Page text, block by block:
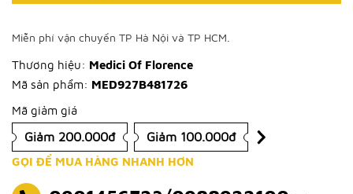
Miễn phí vận chuyển TP Hà Nội và TP HCM.
Thương hiệu: Medici Of Florence
Mã sản phẩm: MED927B481726
Mã giảm giá
Giảm 200.000đ Giảm 100.000đ
GỌI ĐỂ MUA HÀNG NHANH HƠN